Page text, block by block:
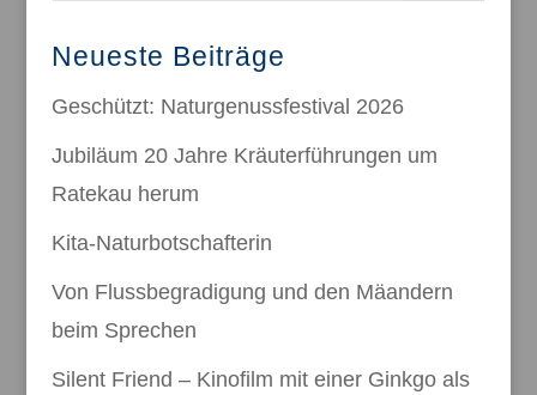
Neueste Beiträge
Geschützt: Naturgenussfestival 2026
Jubiläum 20 Jahre Kräuterführungen um
Ratekau herum
Kita-Naturbotschafterin
Von Flussbegradigung und den Mäandern
beim Sprechen
Silent Friend – Kinofilm mit einer Ginkgo als